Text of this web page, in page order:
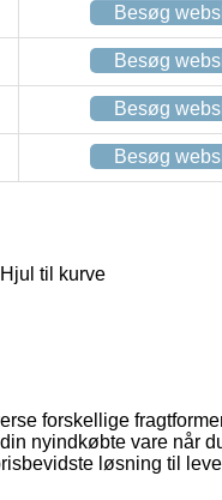
Besøg
Besøg
Besøg
Besøg
til kurve
forskellige
nyindkøbte vare når
løsning til